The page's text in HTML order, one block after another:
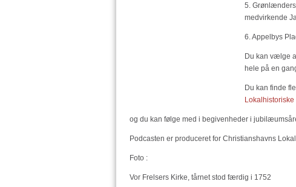
5.
medvirkende
6. Appelbys
Du kan vælge
hele på en
Du kan finde
og du kan følge med i begivenheder i
Podcasten er produceret for Christianshavns
Foto :
Vor Frelsers Kirke, tårnet stod færdig i 1752